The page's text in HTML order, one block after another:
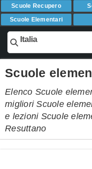
Scuole Recupero
Scuole Elementari
Italia
Scuole
Elenco Scuole
migliori Scuole
e lezioni Scuole
Resuttano